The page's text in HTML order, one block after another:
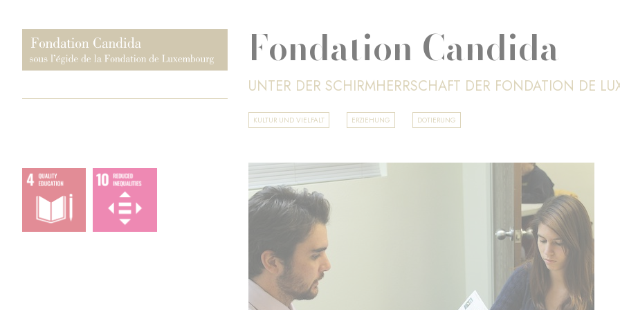
Fondation Candida
UNTER DER SCHIRMHERRSCHAFT DER FONDATION DE
KULTUR UND VIELFALT ERZIEHUNG DOTIERUNG